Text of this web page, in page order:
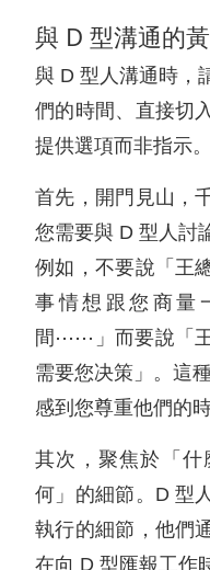
與 D 型溝通的
與 D 型人溝通時，
們的時間、直接切
提供選項而非指示。
首先，開門見山，
您需要與 D 型人討
例如，不要說「王
事情想跟您商量
間⋯⋯」而要說「
需要您决策」。這
感到您尊重他們的時
其次，聚焦於「
何」的細節。D 型
執行的細節，他們
在向 D 型匯報工作